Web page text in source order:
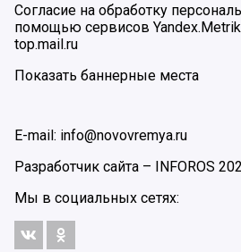
Согласие на обработку
помощью сервисов
top.mail.ru
Показать баннерные места
E-mail: info@novovremya.ru
Разработчик сайта – INFOROS
Мы в социальных сетях: